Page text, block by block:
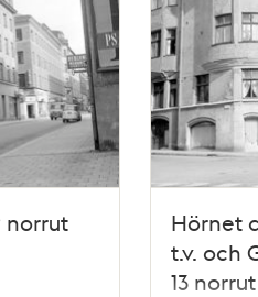
norrut
Hörnet
t.v. och
13 norrut